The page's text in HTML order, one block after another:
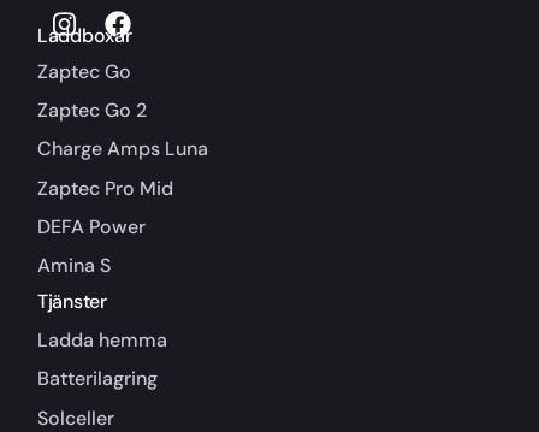
Laddboxar
Zaptec Go
Zaptec Go 2
Charge Amps Luna
Zaptec Pro Mid
DEFA Power
Amina S
Tjänster
Ladda hemma
Batterilagring
Solceller